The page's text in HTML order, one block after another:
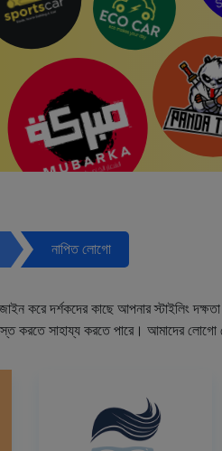
নাপিত লোগো
করে দর্শকদের কাছে আপনার স্টাইলিং
করতে সাহায্য করতে পারে। আমাদের লোগো